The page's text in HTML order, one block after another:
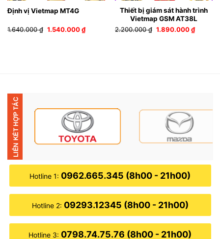
Định vị Vietmap MT4G
1.640.000₫ Giá
1.540.000₫Giá
hiện
Thiết bị giám sát hành trình
Vietmap GSM AT38L
2.200.000₫ Giá
1.890.000₫Giá
hiện
Hotline 1: 0962.665.345 (8h00 - 21h00)
Hotline 2: 09293.12345 (8h00 - 21h00)
Hotline 3: 0798.74.75.76 (8h00 - 21h00)